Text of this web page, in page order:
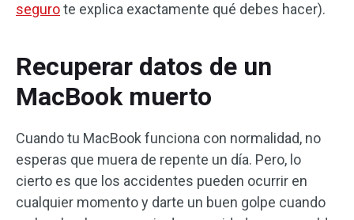
segurote explica exactamente qué debes hacer).
Recuperar datos de un
MacBook muerto
Cuando tu MacBook funciona con normalidad, no
esperas que muera de repente un día. Pero, lo
cierto es que los accidentes pueden ocurrir en
cualquier momento y darte un buen golpe cuando